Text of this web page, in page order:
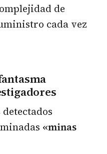
de
cada vez
«minas